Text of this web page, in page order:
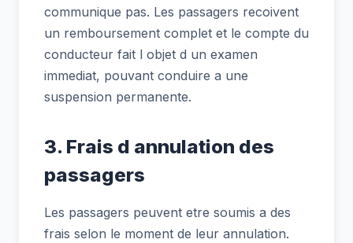
communique pas. Les passagers recoivent
un remboursement complet et le compte du
conducteur fait l objet d un examen
immediat, pouvant conduire a une
suspension permanente.
3. Frais d annulation des
passagers
Les passagers peuvent etre soumis a des
frais selon le moment de leur annulation.